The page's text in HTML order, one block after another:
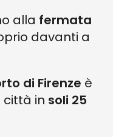
alla fermata
davanti a
di Firenze è
città in soli 25